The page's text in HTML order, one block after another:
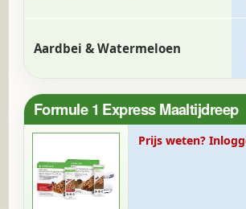
Aardbei & Watermeloen
Formule 1 Express Maaltijdreep
Prijs weten?